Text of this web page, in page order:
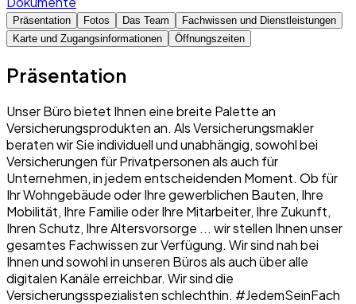
Präsentation Fotos Das Team
Fachwissen und Dienstleistungen
Karte und Zugangsinformationen
Öffnungszeiten
Präsentation
Unser Büro bietet Ihnen eine breite Palette an
Versicherungsprodukten an. Als Versicherungsmakler
beraten wir Sie individuell und unabhängig, sowohl bei
Versicherungen für Privatpersonen als auch für
Unternehmen, in jedem entscheidenden Moment. Ob für
Ihr Wohngebäude oder Ihre gewerblichen Bauten, Ihre
Mobilität, Ihre Familie oder Ihre Mitarbeiter, Ihre Zukunft,
Ihren Schutz, Ihre Altersvorsorge ... wir stellen Ihnen unser
gesamtes Fachwissen zur Verfügung. Wir sind nah bei
Ihnen und sowohl in unseren Büros als auch über alle
digitalen Kanäle erreichbar. Wir sind die
Versicherungsspezialisten schlechthin. #JedemSeinFach